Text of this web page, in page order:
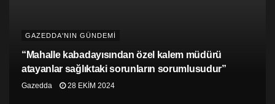
GAZEDDA'NIN GÜNDEMİ
“Mahalle kabadayısından özel kalem müdürü
atayanlar sağlıktaki sorunların sorumlusudur”
Gazedda 28 EKIM 2024